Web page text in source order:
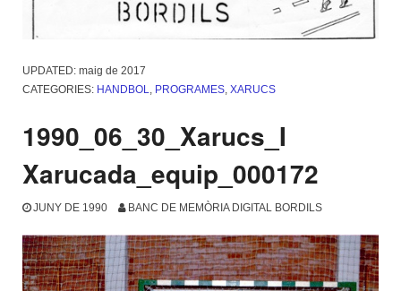
UPDATED: maig de 2017
CATEGORIES: HANDBOL, PROGRAMES, XARUCS
1990_06_30_Xarucs_I
Xarucada_equip_000172
JUNY DE 1990 BANC DE MEMÒRIA DIGITAL BORDILS